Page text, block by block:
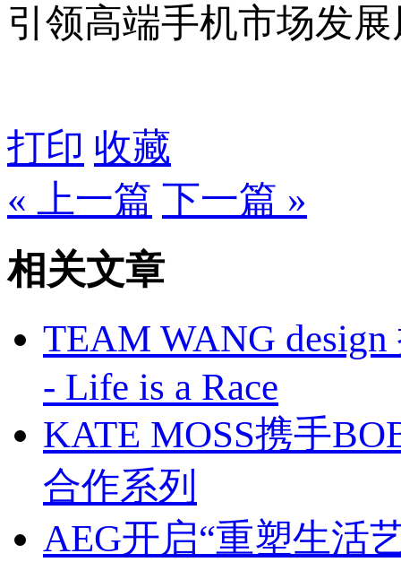
引领高端手机市场发
打印 收藏
« 上一篇 下一篇 »
相关文章
TEAM WANG
- Life is a Race
KATE MOSS携手
合作系列
AEG开启“重塑生活